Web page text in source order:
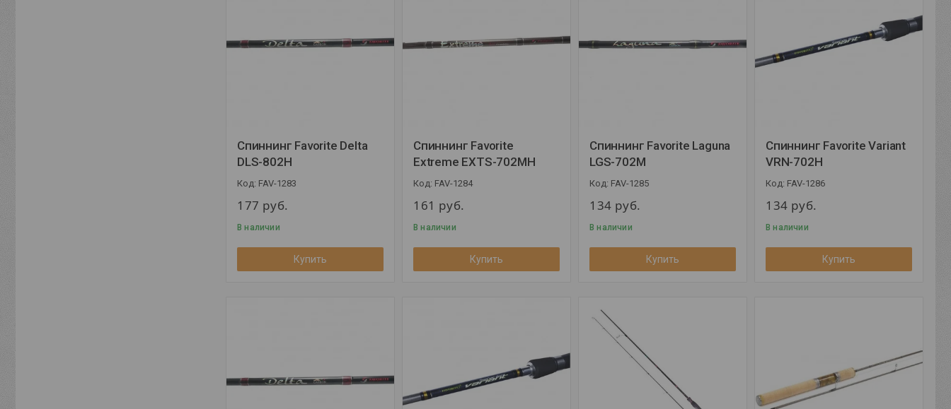
Спиннинг Favorite Delta
DLS-802H
FAV-1283
177 руб.
В наличии
Купить
Спиннинг Favorite
Extreme EXTS-702MH
FAV-1284
161 руб.
В наличии
Купить
Спиннинг Favorite Laguna
LGS-702M
FAV-1285
134 руб.
В наличии
Купить
Спиннинг Favorite Variant
VRN-702H
FAV-1286
134 руб.
В наличии
Купить